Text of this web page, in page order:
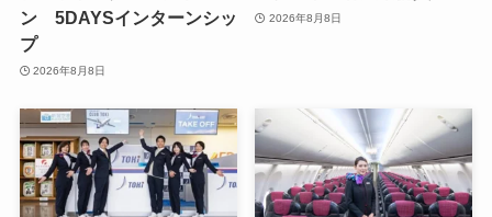
ン 5DAYSインターンシッ
プ
2026年8月8日
2026年8月8日